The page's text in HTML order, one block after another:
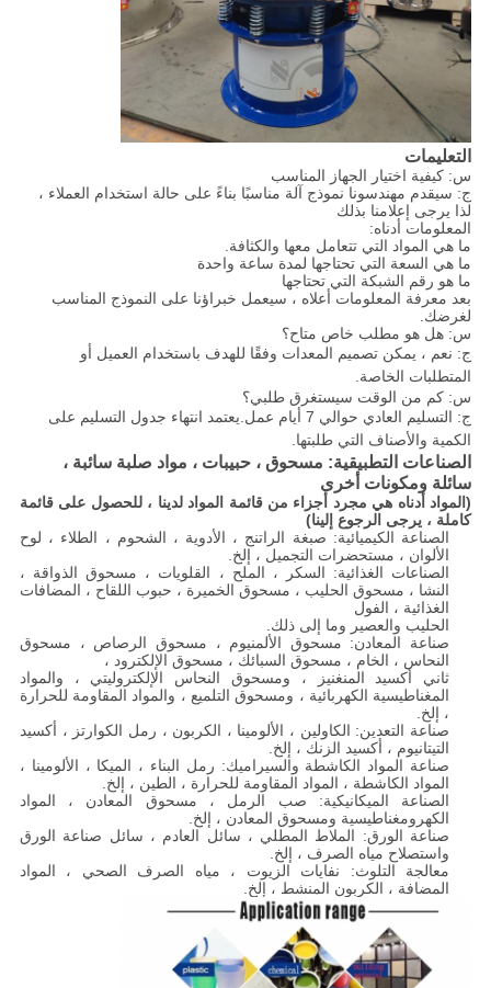
التعليمات
س: كيفية اختيار الجهاز المناسب
ج: سيقدم مهندسونا نموذج آلة مناسبًا بناءً على حالة استخدام العملاء ،
لذا يرجى إعلامنا بذلك
المعلومات أدناه:
ما هي المواد التي تتعامل معها والكثافة.
ما هي السعة التي تحتاجها لمدة ساعة واحدة
ما هو رقم الشبكة التي تحتاجها
بعد معرفة المعلومات أعلاه ، سيعمل خبراؤنا على النموذج المناسب
لغرضك.
س: هل هو مطلب خاص متاح؟
ج: نعم ، يمكن تصميم المعدات وفقًا للهدف باستخدام العميل أو
المتطلبات الخاصة.
س: كم من الوقت سيستغرق طلبي؟
ج: التسليم العادي حوالي 7 أيام عمل.يعتمد انتهاء جدول التسليم على
الكمية والأصناف التي طلبتها.
الصناعات التطبيقية: مسحوق ، حبيبات ، مواد صلبة سائبة ،
سائلة ومكونات أخرى
(المواد أدناه هي مجرد أجزاء من قائمة المواد لدينا ، للحصول على قائمة
كاملة ، يرجى الرجوع إلينا)
الصناعة الكيميائية: صبغة الراتنج ، الأدوية ، الشحوم ، الطلاء ، لوح
الألوان ، مستحضرات التجميل ، إلخ.
الصناعات الغذائية: السكر ، الملح ، القلويات ، مسحوق الذواقة ،
النشا ، مسحوق الحليب ، مسحوق الخميرة ، حبوب اللقاح ، المضافات
الغذائية ، الفول
الحليب والعصير وما إلى ذلك.
صناعة المعادن: مسحوق الألمنيوم ، مسحوق الرصاص ، مسحوق
النحاس ، الخام ، مسحوق السبائك ، مسحوق الإلكترود ،
ثاني أكسيد المنغنيز ، ومسحوق النحاس الإلكتروليتي ، والمواد
المغناطيسية الكهربائية ، ومسحوق التلميع ، والمواد المقاومة للحرارة
، إلخ.
صناعة التعدين: الكاولين ، الألومينا ، الكربون ، رمل الكوارتز ، أكسيد
التيتانيوم ، أكسيد الزنك ، إلخ.
صناعة المواد الكاشطة والسيراميك: رمل البناء ، الميكا ، الألومينا ،
المواد الكاشطة ، المواد المقاومة للحرارة ، الطين ، إلخ.
الصناعة الميكانيكية: صب الرمل ، مسحوق المعادن ، المواد
الكهرومغناطيسية ومسحوق المعادن ، إلخ.
صناعة الورق: الملاط المطلي ، سائل العادم ، سائل صناعة الورق
واستصلاح مياه الصرف ، إلخ.
معالجة التلوث: نفايات الزيوت ، مياه الصرف الصحي ، المواد
المضافة ، الكربون المنشط ، إلخ.